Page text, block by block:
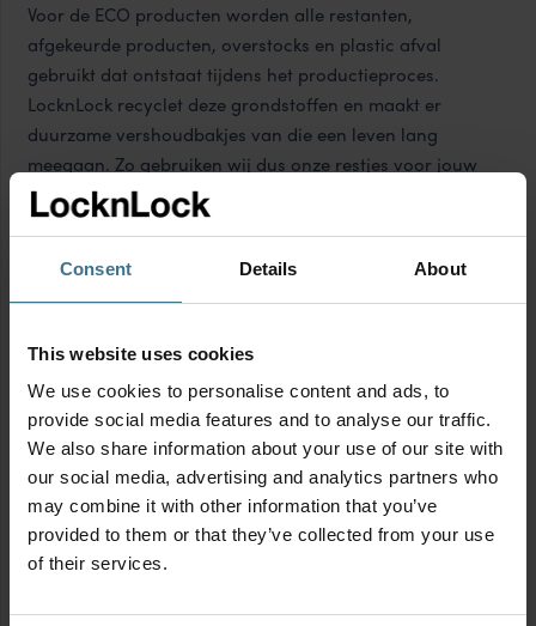
Consent Details About
This website uses cookies
We use cookies to personalise content and ads, to
provide social media features and to analyse our traffic.
We also share information about your use of our site with
our social media, advertising and analytics partners who
may combine it with other information that you’ve
provided to them or that they’ve collected from your use
of their services.
Voor de ECO producten worden alle restanten,
afgekeurde producten, overstocks en plastic afval
gebruikt dat ontstaat tijdens het productieproces.
LocknLock recyclet deze grondstoffen en maakt er
duurzame vershoudbakjes van die een leven lang
meegaan. Zo gebruiken wij dus onze restjes voor jouw
restjes!
100% lucht- en waterdicht
Al onze producten zijn BPA-vrij en PFAS-vrij
vaatwasser (bovenste rek)
Productinformatie
Geschikt voor